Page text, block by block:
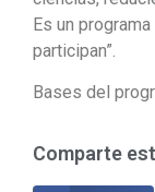
Es un
participan”.
Bases del
Comparte